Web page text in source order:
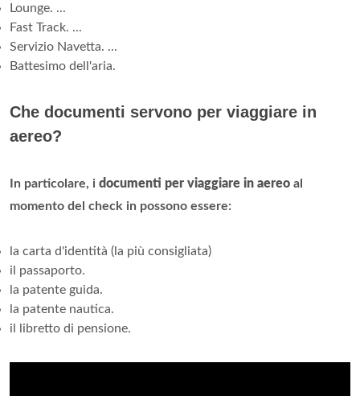
Lounge. ...
Fast Track. ...
Servizio Navetta. ...
Battesimo dell'aria.
Che documenti servono per viaggiare in
aereo?
In particolare, i documenti per viaggiare in aereo al
momento del check in possono essere:
la carta d'identità (la più consigliata)
il passaporto.
la patente guida.
la patente nautica.
il libretto di pensione.